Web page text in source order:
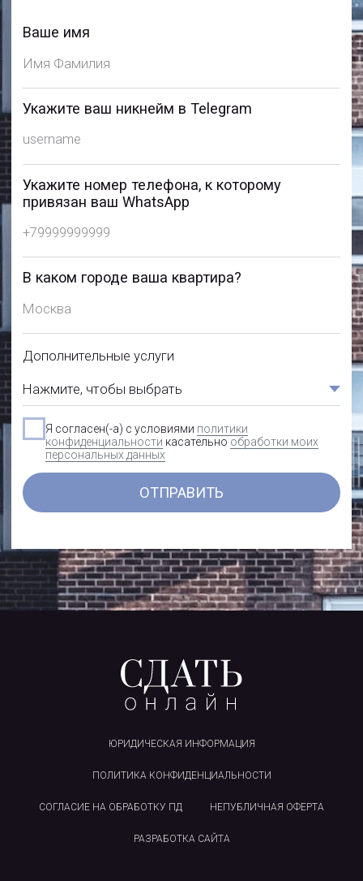
ЮРИДИЧЕСКАЯ ИНФОРМАЦИЯ
ПОЛИТИКА КОНФИДЕНЦИАЛЬНОСТИ
СОГЛАСИЕ НА ОБРАБОТКУ ПД НЕПУБЛИЧНАЯ ОФЕРТА
РАЗРАБОТКА САЙТА